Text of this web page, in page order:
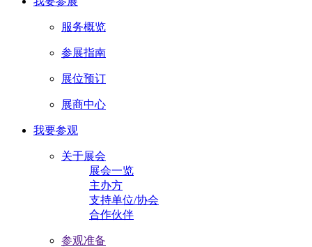
服务概览
参展指南
展位预订
展商中心
我要参观
关于展会
展会一览
主办方
支持单位/协会
合作伙伴
参观准备